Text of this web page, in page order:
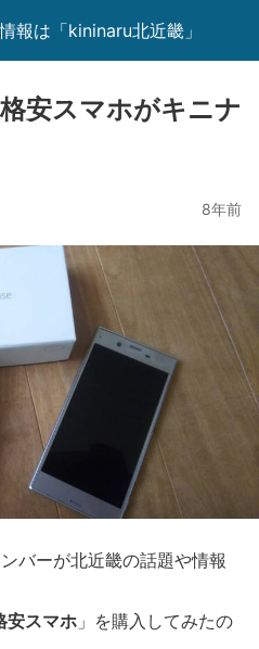
報は「kininaru北近畿」
安スマホがキニナ
8年前
バーが北近畿の話題や情報
スマホ 」を購入してみたの